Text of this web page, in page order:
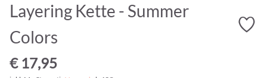
Layering Kette - Summer
Colors
€ 17,95